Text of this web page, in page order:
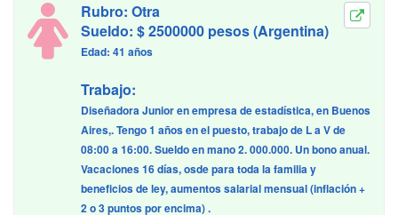
Rubro: Otra
Sueldo: $ 2500000 pesos (Argentina)
Edad: 41 años
Trabajo:
Diseñadora Junior en empresa de estadística, en Buenos
Aires,. Tengo 1 años en el puesto, trabajo de L a V de
08:00 a 16:00. Sueldo en mano 2. 000.000. Un bono anual.
Vacaciones 16 días, osde para toda la familia y
beneficios de ley, aumentos salarial mensual (inflación +
2 o 3 puntos por encima) .